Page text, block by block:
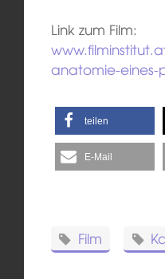
Link zum Film:
anatomie-eines-
teilen
E-Mail
Film